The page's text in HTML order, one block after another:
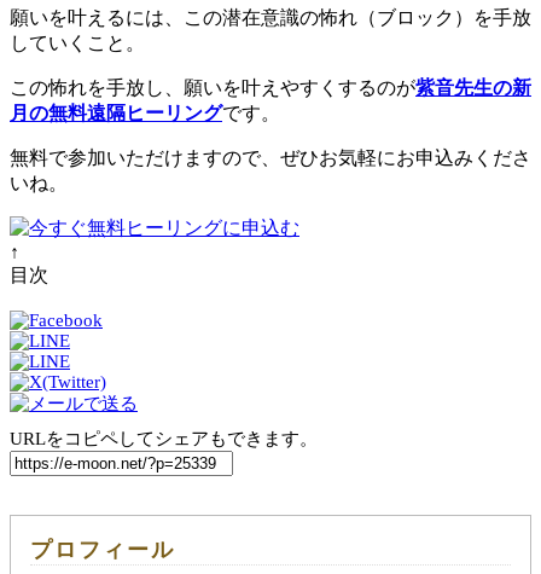
願いを叶えるには、この潜在意識の怖れ（ブロック）を手放
していくこと。
この怖れを手放し、願いを叶えやすくするのが紫音先生の新
月の無料遠隔ヒーリングです。
無料で参加いただけますので、ぜひお気軽にお申込みくださ
いね。
↑
目次
URLをコピペしてシェアもできます。
プロフィール